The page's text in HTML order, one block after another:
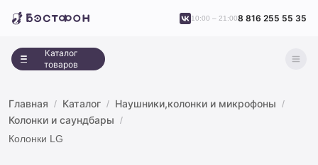
Каталог
товаров
10:00 – 21:008 816 255 55 35
Главная Каталог
Наушники,колонки и микрофоны
Колонки и саундбары
Колонки LG